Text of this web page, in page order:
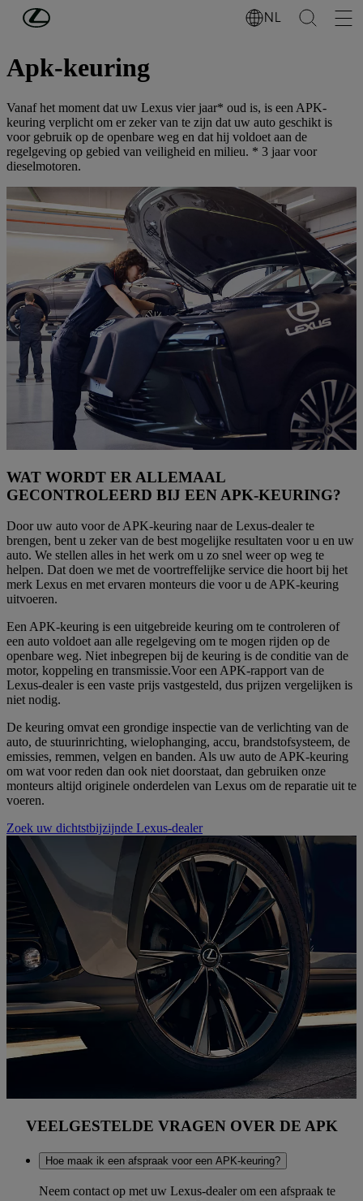
Ga naar de hoofdinhoud NL
Eigenaars
Apk-keuring
Vanaf het moment dat uw Lexus vier jaar* oud is, is een APK-
keuring verplicht om er zeker van te zijn dat uw auto geschikt is
voor gebruik op de openbare weg en dat hij voldoet aan de
regelgeving op gebied van veiligheid en milieu. * 3 jaar voor
dieselmotoren.
WAT WORDT ER ALLEMAAL
GECONTROLEERD BIJ EEN APK-KEURING?
Door uw auto voor de APK-keuring naar de Lexus-dealer te
brengen, bent u zeker van de best mogelijke resultaten voor u en uw
auto. We stellen alles in het werk om u zo snel weer op weg te
helpen. Dat doen we met de voortreffelijke service die hoort bij het
merk Lexus en met ervaren monteurs die voor u de APK-keuring
uitvoeren.
Een APK-keuring is een uitgebreide keuring om te controleren of
een auto voldoet aan alle regelgeving om te mogen rijden op de
openbare weg. Niet inbegrepen bij de keuring is de conditie van de
motor, koppeling en transmissie.Voor een APK-rapport van de
Lexus-dealer is een vaste prijs vastgesteld, dus prijzen vergelijken is
niet nodig.
De keuring omvat een grondige inspectie van de verlichting van de
auto, de stuurinrichting, wielophanging, accu, brandstofsysteem, de
emissies, remmen, velgen en banden. Als uw auto de APK-keuring
om wat voor reden dan ook niet doorstaat, dan gebruiken onze
monteurs altijd originele onderdelen van Lexus om de reparatie uit te
voeren.
Zoek uw dichtstbijzijnde Lexus-dealer
VEELGESTELDE VRAGEN OVER DE APK
Hoe maak ik een afspraak voor een APK-keuring?
Neem contact op met uw Lexus-dealer om een afspraak te